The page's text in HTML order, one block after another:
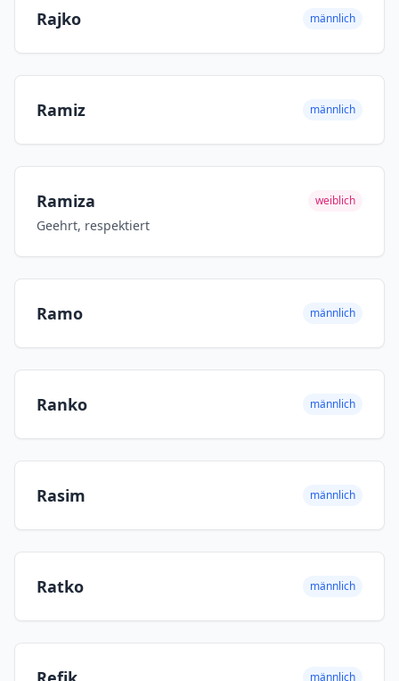
Rajko männlich
Ramiz männlich
Ramiza weiblich
Geehrt, respektiert
Ramo männlich
Ranko männlich
Rasim männlich
Ratko männlich
männlich